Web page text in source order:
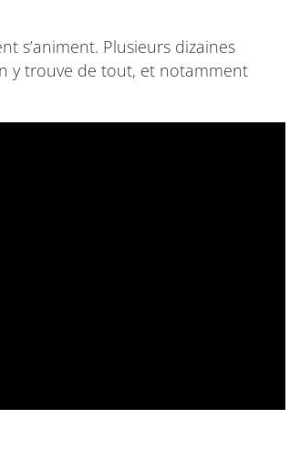
s’animent. Plusieurs dizaines
y trouve de tout, et notamment